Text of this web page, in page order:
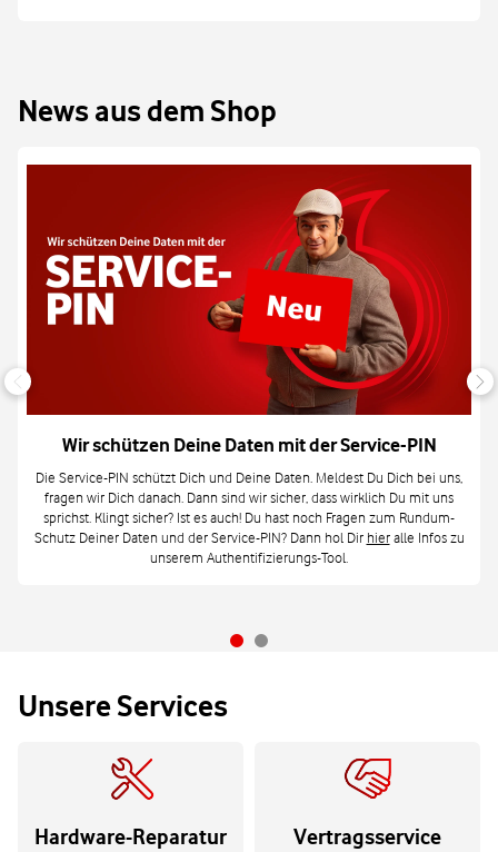
News aus dem Shop
Wir schützen Deine Daten mit der Service-PIN
Die Service-PIN schützt Dich und Deine Daten. Meldest Du Dich bei uns,
fragen wir Dich danach. Dann sind wir sicher, dass wirklich Du mit uns
sprichst. Klingt sicher? Ist es auch! Du hast noch Fragen zum Rundum-
Schutz Deiner Daten und der Service-PIN? Dann hol Dir hieralle Infos zu
unserem Authentifizierungs-Tool.
Unsere Services
Hardware-Reparatur Vertragsservice